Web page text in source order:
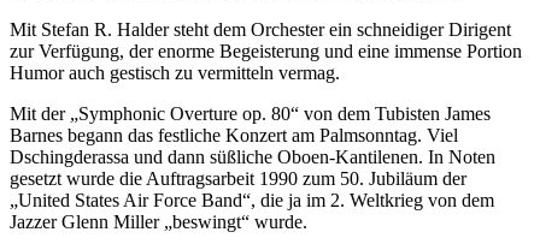
Mit Stefan R. Halder steht dem Orchester ein schneidiger Dirigent
zur Verfügung, der enorme Begeisterung und eine immense Portion
Humor auch gestisch zu vermitteln vermag.
Mit der „Symphonic Overture op. 80“ von dem Tubisten James
Barnes begann das festliche Konzert am Palmsonntag. Viel
Dschingderassa und dann süßliche Oboen-Kantilenen. In Noten
gesetzt wurde die Auftragsarbeit 1990 zum 50. Jubiläum der
„United States Air Force Band“, die ja im 2. Weltkrieg von dem
Jazzer Glenn Miller „beswingt“ wurde.